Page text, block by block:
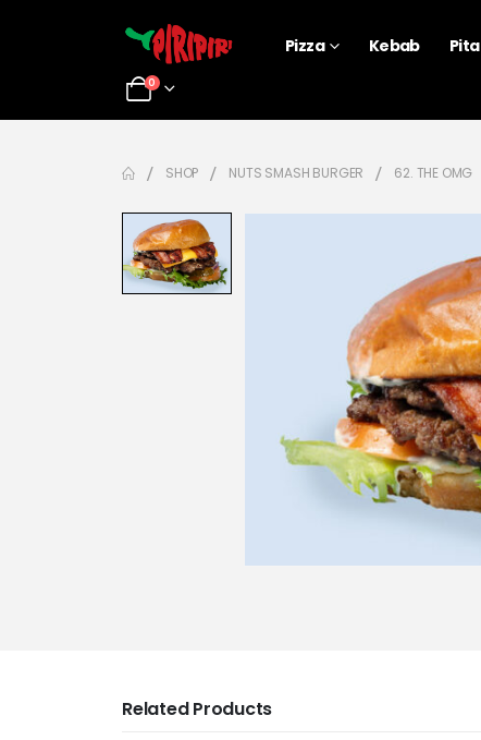
Pizza Kebab Pita
0
SHOP NUTS SMASH BURGER 62. THE OMG
Related Products